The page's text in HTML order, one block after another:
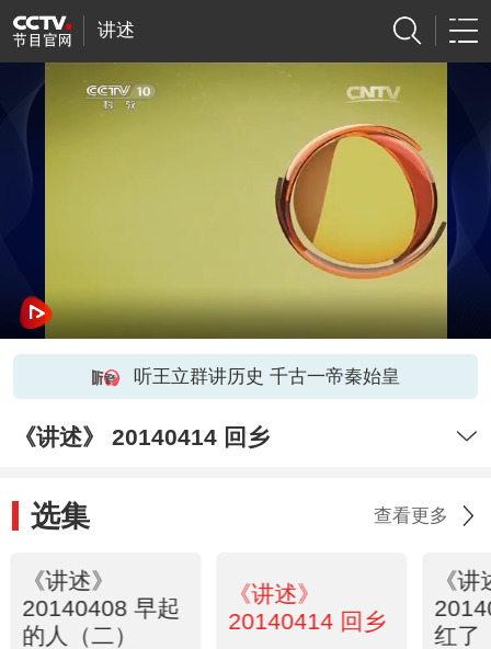
讲述
听王立群讲历史 千古一帝秦始皇
《讲述》 20140414 回乡
选集 查看更多
《讲述》
20140408 早起
的人（二）
《讲述》
20140414 回乡
《
红了